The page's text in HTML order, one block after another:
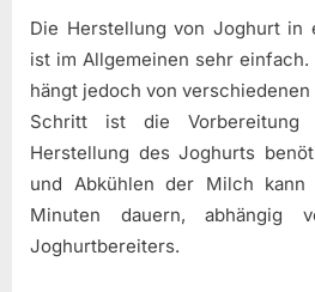
Die Herstellung von Joghurt in
ist im Allgemeinen sehr
hängt jedoch von
Schritt ist die
Herstellung des Joghurts
und Abkühlen der Milch
Minuten dauern, abhängig
Joghurtbereiters.